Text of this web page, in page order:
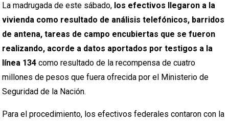
La madrugada de este sábado, los efectivos llegaron a la
vivienda como resultado de análisis telefónicos, barridos
de antena, tareas de campo encubiertas que se fueron
realizando, acorde a datos aportados por testigos a la
línea 134 como resultado de la recompensa de cuatro
millones de pesos que fuera ofrecida por el Ministerio de
Seguridad de la Nación.
Para el procedimiento, los efectivos federales contaron con la